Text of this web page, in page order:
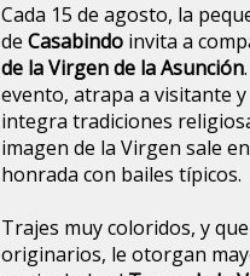
Cada 15 de agosto, la
de Casabindoinvita a
de la Virgen de la Asunción
evento, atrapa a visitante
integra tradiciones
imagen de la Virgen sale
honrada con bailes típicos.
Trajes muy coloridos, y
originarios, le otorgan